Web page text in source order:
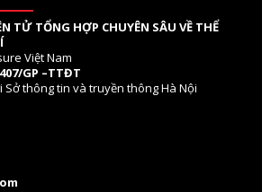
TỬ TỔNG HỢP CHUYÊN SÂU VỀ THỂ
Việt Nam
GP –TTĐT
Sở thông tin và truyền thông Hà Nội